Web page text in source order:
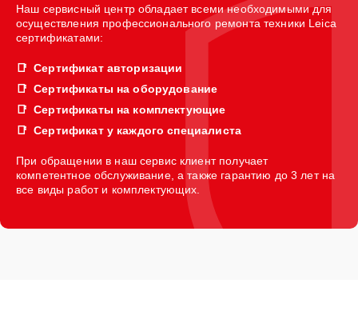
Наш сервисный центр обладает всеми необходимыми для
осуществления профессионального ремонта техники Leica
сертификатами:
Сертификат авторизации
Сертификаты на оборудование
Сертификаты на комплектующие
Сертификат у каждого специалиста
При обращении в наш сервис клиент получает
компетентное обслуживание, а также гарантию до 3 лет на
все виды работ и комплектующих.